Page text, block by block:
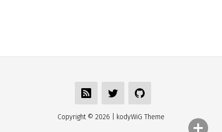
Copyright © 2026 | kodyWiG Theme